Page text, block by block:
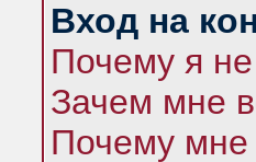
Вход на
Почему я
Зачем мне
Почему мне